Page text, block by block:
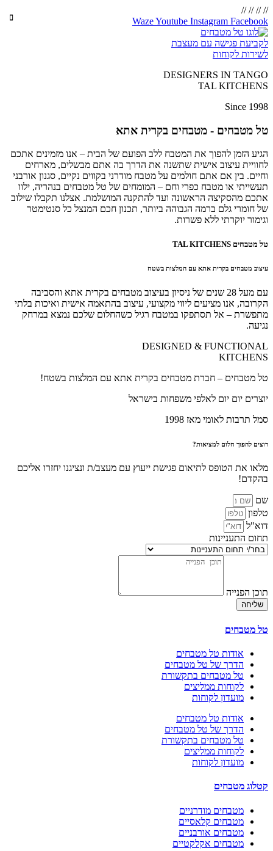
//
//
//
//
WazeYoutube Instagram Facebook
לקביעת פגישה עם מעצבת
לשירות לקוחות
DESIGNERS IN TANGO
TAL KITCHENS
Since 1998
טל מטבחים - מטבחים בקרית אתא
הגיע הזמן להפוך את המטבח ללב הפועם של הבית – אנו מזמינים אתכם
לחוויית עיצוב אישית שתשנה את הדרך בה אתם מבשלים, מארחים
וחיים. בין אם אתם חולמים על מטבח מודרני בקווים נקיים, סגנון אורבני
תעשייתי או מטבח כפרי וחם – המומחים של טל מטבחים בנהריה, ילוו
אתכם מהסקיצה הראשונה ועד להתקנה המושלמת. אצלנו תקבלו שילוב
של חומרי גלם ברמה הגבוהה ביותר, תכנון חכם המנצל כל סנטימטר
וגימור יוקרתי ללא פשרות.
טל מטבחים TAL KITCHENS
עיצוב מטבחים בקרית אתא עם המלצות בשטח
עם מעל 28 שנים של ניסיון בעיצוב מטבחים בקרית אתא והסביבה
הקרובה, אנו מציעים ליווי מקצועי, עיצוב בהתאמה אישית ואיכות בלתי
מתפשרת – אל תסתפקו במטבח רגיל כשהחלום שלכם נמצא במרחק
נגיעה.
DESIGNED & FUNCTIONAL
KITCHENS
טל מטבחים – חברת מטבחים בקרית אתא עם המלצות בשטח!
יוצרים יום יום לאלפי משפחות בישראל
סמל תרבות לאומי מאז 1998
רוצים להפוך חלום למציאות?
מלאו את הטופס לתיאום פגישת ייעוץ עם מעצב/ת ונציגנו יחזרו אליכם
בהקדם!
שם
טלפון
דוא"ל
תחום התעניינות
תוכן הפנייה
שליחה
טל מטבחים
אודות טל מטבחים
הדרך של טל מטבחים
טל מטבחים בתקשורת
לקוחות ממליצים
מועדון לקוחות
אודות טל מטבחים
הדרך של טל מטבחים
טל מטבחים בתקשורת
לקוחות ממליצים
מועדון לקוחות
קטלוג מטבחים
מטבחים מודרניים
מטבחים קלאסיים
מטבחים אורבניים
מטבחים אקלקטיים